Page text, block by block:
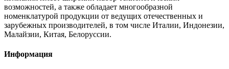
возможностей, а также обладает многообразной
номенклатурой продукции от ведущих отечественных и
зарубежных производителей, в том числе Италии, Индонезии,
Малайзии, Китая, Белоруссии.
Информация